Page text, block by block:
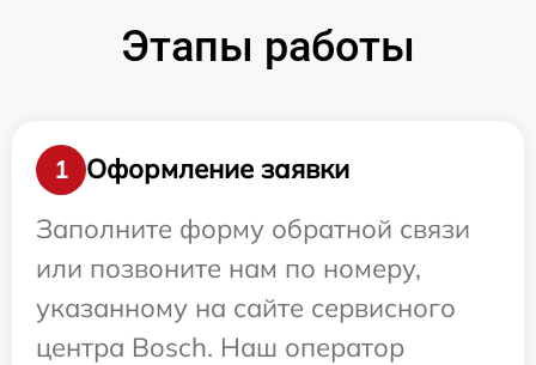
Этапы работы
1
Оформление заявки
Заполните форму обратной связи
или позвоните нам по номеру,
указанному на сайте сервисного
центра Bosch. Наш оператор